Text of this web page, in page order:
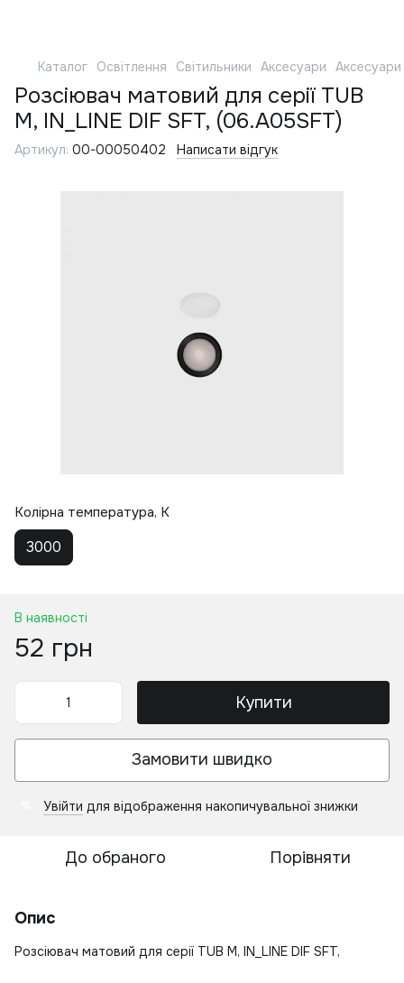
Каталог Освітлення Світильники Аксесуари Аксесуари
Розсіювач матовий для серії TUB
M, IN_LINE DIF SFT, (06.A05SFT)
Артикул: 00-00050402 Написати відгук
Колірна температура, K
3000
В наявності
52 грн
Купити
Замовити швидко
Увійти для відображення накопичувальної знижки
До обраного Порівняти
Опис
Розсіювач матовий для серії TUB M, IN_LINE DIF SFT,